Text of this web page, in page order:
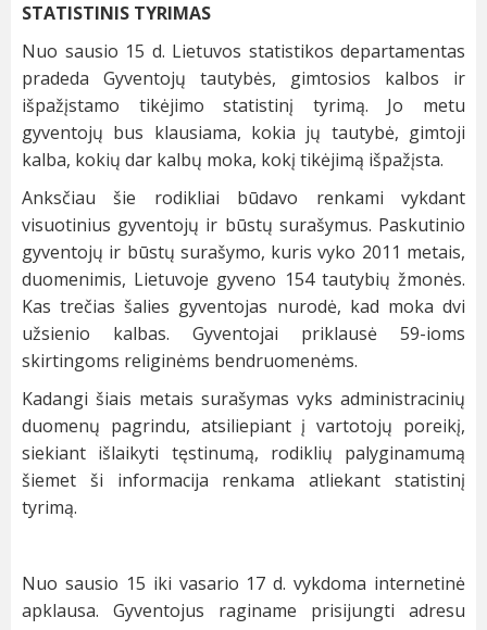
STATISTINIS TYRIMAS
Nuo sausio 15 d. Lietuvos statistikos departamentas
pradeda Gyventojų tautybės, gimtosios kalbos ir
išpažįstamo tikėjimo statistinį tyrimą. Jo metu
gyventojų bus klausiama, kokia jų tautybė, gimtoji
kalba, kokių dar kalbų moka, kokį tikėjimą išpažįsta.
Anksčiau šie rodikliai būdavo renkami vykdant
visuotinius gyventojų ir būstų surašymus. Paskutinio
gyventojų ir būstų surašymo, kuris vyko 2011 metais,
duomenimis, Lietuvoje gyveno 154 tautybių žmonės.
Kas trečias šalies gyventojas nurodė, kad moka dvi
užsienio kalbas. Gyventojai priklausė 59-ioms
skirtingoms religinėms bendruomenėms.
Kadangi šiais metais surašymas vyks administracinių
duomenų pagrindu, atsiliepiant į vartotojų poreikį,
siekiant išlaikyti tęstinumą, rodiklių palyginamumą
šiemet ši informacija renkama atliekant statistinį
tyrimą.
Nuo sausio 15 iki vasario 17 d. vykdoma internetinė
apklausa. Gyventojus raginame prisijungti adresu